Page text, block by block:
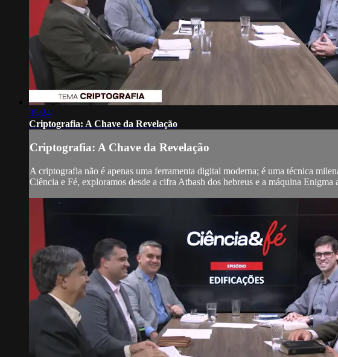
35:24
Criptografia: A Chave da Revelação
Criptografia: A Chave da Revelação
A criptografia não é apenas uma ferramenta digital moderna; é uma técnica
Ciência e Fé, exploramos desde a cifra Atbash dos hebreus e a máquina Enigma